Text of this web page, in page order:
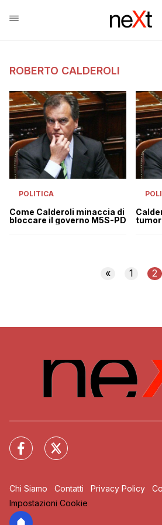
ROBERTO CALDEROLI
POLITICA
Come Calderoli minaccia di
bloccare il governo M5S-PD
« 1 2
Chi Siamo Contatti Privacy Policy
Impostazioni Cookie